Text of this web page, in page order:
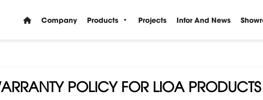
Company Products Projects Infor And News
POLICY FOR LIOA PRODUCTS